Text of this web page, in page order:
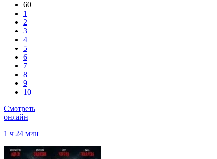
60
1
2
3
4
5
6
7
8
9
10
Смотреть
онлайн
1 ч 24 мин